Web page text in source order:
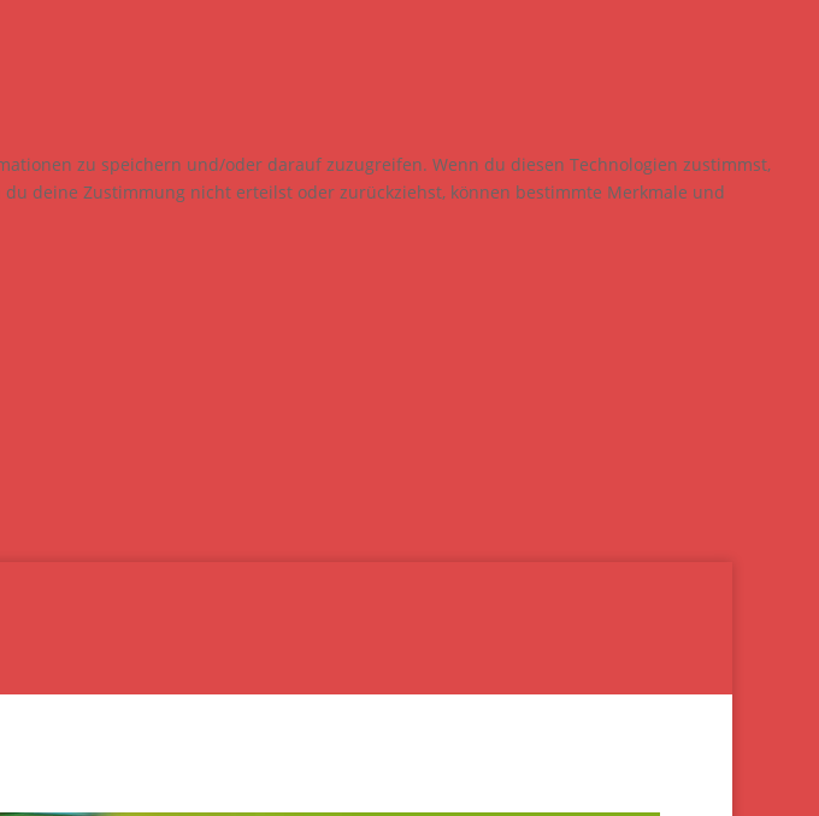
zu speichern und/oder darauf zuzugreifen. Wenn du diesen Technologien zustimmst,
deine Zustimmung nicht erteilst oder zurückziehst, können bestimmte Merkmale und